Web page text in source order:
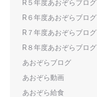
R５年度あおぞらブログ
R６年度あおぞらブログ
R７年度あおぞらブログ
R８年度あおぞらブログ
あおぞらブログ
あおぞら動画
あおぞら給食